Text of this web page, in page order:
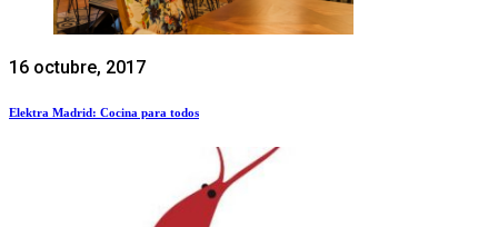
16 octubre, 2017
Elektra Madrid: Cocina para todos